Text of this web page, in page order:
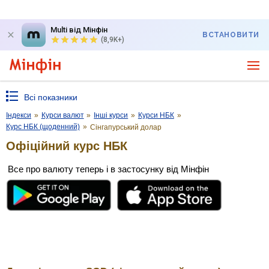
Multi від Мінфін
(8,9K+)
ВСТАНОВИТИ
Всі показники
Індекси » Курси валют » Інші курси » Курси НБК »
Курс НБК (щоденний) » Сінгапурський долар
Офіційний курс НБК
Все про валюту теперь і в застосунку від Мінфін